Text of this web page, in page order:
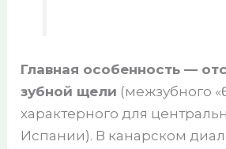
Главная особенность —
зубной щели (межзубного
характерного для
Испании). В канарском